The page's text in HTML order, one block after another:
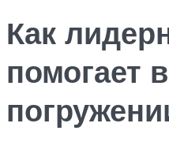
Как
помогает в